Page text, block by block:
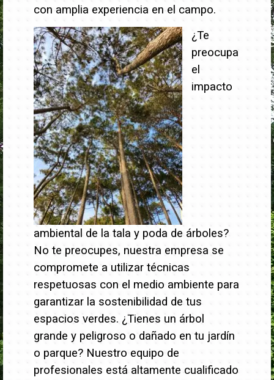
con amplia experiencia en el campo.
¿Te
preocupa
el
impacto
ambiental de la tala y poda de árboles?
No te preocupes, nuestra empresa se
compromete a utilizar técnicas
respetuosas con el medio ambiente para
garantizar la sostenibilidad de tus
espacios verdes. ¿Tienes un árbol
grande y peligroso o dañado en tu jardín
o parque? Nuestro equipo de
profesionales está altamente cualificado